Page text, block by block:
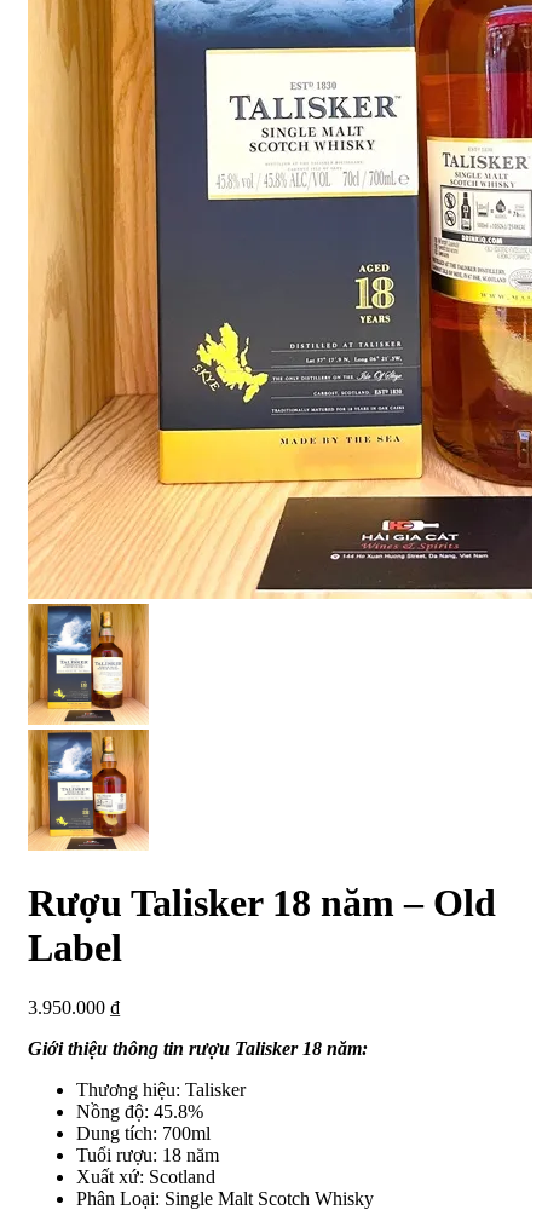
Rượu Talisker 18 năm – Old
Label
3.950.000 ₫
Giới thiệu thông tin rượu Talisker 18 năm:
Thương hiệu: Talisker
Nồng độ: 45.8%
Dung tích: 700ml
Tuổi rượu: 18 năm
Xuất xứ: Scotland
Phân Loại: Single Malt Scotch Whisky